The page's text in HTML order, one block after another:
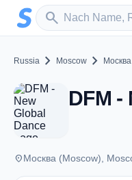
Zum Hauptinhalt springen
search
Sender suchen
Russia chevron_right Moscow chevron_right
placeМосква (Moscow),